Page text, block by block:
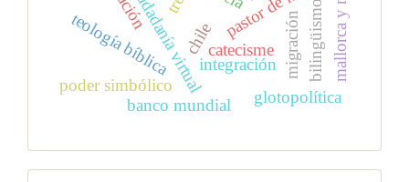
integración
ciudadanía virtual
teología bíblica
banco mundial
migraciónbilingüismo
chile
poder simbólico
glotopolítica
catecisme